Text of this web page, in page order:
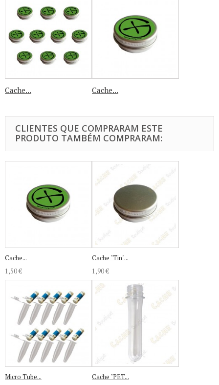
Cache... Cache...
CLIENTES QUE COMPRARAM ESTE
PRODUTO TAMBÉM COMPRARAM:
Cache...
1,50 €
Cache "Tin"...
1,90 €
Micro Tube...
Cache "PET...